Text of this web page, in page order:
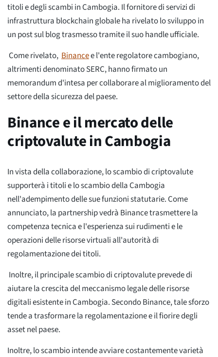
titoli e degli scambi in Cambogia. Il fornitore di servizi di
infrastruttura blockchain globale ha rivelato lo sviluppo in
un post sul blog trasmesso tramite il suo handle ufficiale.
Come rivelato, Binancee l'ente regolatore cambogiano,
altrimenti denominato SERC, hanno firmato un
memorandum d'intesa per collaborare al miglioramento del
settore della sicurezza del paese.
Binance e il mercato delle
criptovalute in Cambogia
In vista della collaborazione, lo scambio di criptovalute
supporterà i titoli e lo scambio della Cambogia
nell'adempimento delle sue funzioni statutarie. Come
annunciato, la partnership vedrà Binance trasmettere la
competenza tecnica e l'esperienza sui rudimenti e le
operazioni delle risorse virtuali all'autorità di
regolamentazione dei titoli.
Inoltre, il principale scambio di criptovalute prevede di
aiutare la crescita del meccanismo legale delle risorse
digitali esistente in Cambogia. Secondo Binance, tale sforzo
tende a trasformare la regolamentazione e il fiorire degli
asset nel paese.
Inoltre, lo scambio intende avviare costantemente varietà